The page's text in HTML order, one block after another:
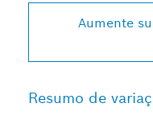
Aumente
Resumo de